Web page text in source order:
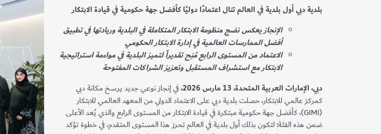
بلدية دبي أول بلدية في العالم تنال اعتمادًا دوليًا كأفضل جهة حكومية في قيادة الابتكار
الإنجاز يعكس نضج منظومة الابتكار المتكاملة في البلدية وريادتها في تطبيق
أفضل الممارسات العالمية في إدارة الابتكار الحكومي
الاعتماد من المستوى الرابع مُنِح تقديراً لتميز البلدية في مواءمة استراتيجية
الابتكار مع استشراف المستقبل وتعزيز الشراكات المفتوحة
دبي، الإمارات العربية المتحدة،13مارس 2026،
في إنجاز نوعي جديد يرسخ مكانة دبي
كمركز عالمي للابتكار، حصلت بلدية دبي على الاعتماد الدولي من المعهد العالمي للابتكار
(GIMI)، كأفضل جهة حكومية مبتكرة في قيادة الابتكار من المستوى الرابع والذي يُعد الأعلى
ضمن هذه الفئة؛ لتكون بذلك أول بلدية في العالم تحرز هذا المستوى المتقدم، في خطوة تؤكد